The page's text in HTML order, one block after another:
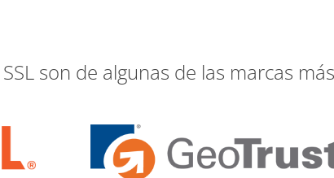
son de algunas de las marcas